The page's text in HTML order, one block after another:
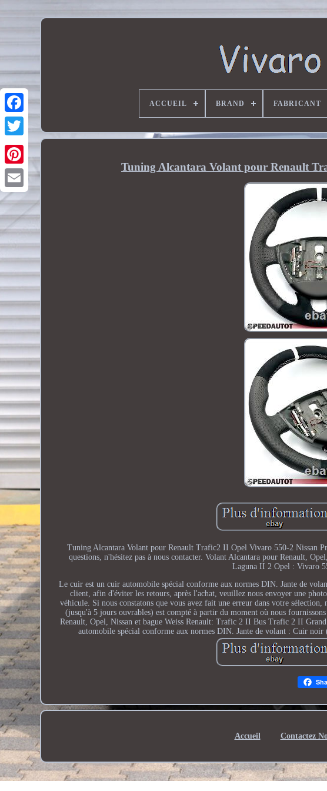
ACCUEIL BRAND FABRICANT
Tuning Alcantara Volant pour Renault
Tuning Alcantara Volant pour Renault Trafic2 II Opel Vivaro 550-2 Nissan
questions, n'hésitez pas à nous contacter. Volant Alcantara pour Renault,
Laguna II 2 Opel : Vivaro
Le cuir est un cuir automobile spécial conforme aux normes DIN. Jante de
client, afin d'éviter les retours, après l'achat, veuillez nous envoyer une
véhicule. Si nous constatons que vous avez fait une erreur dans votre
(jusqu'à 5 jours ouvrables) est compté à partir du moment où nous
Renault, Opel, Nissan et bague Weiss Renault: Trafic 2 II Bus Trafic 2 II
automobile spécial conforme aux normes DIN. Jante de volant : Cuir
Accueil Contactez